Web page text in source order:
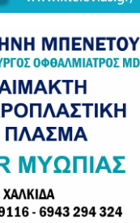
ο Εισαγγελέας του
θα έπρεπε να τιμωρηθεί
εμένα μπάρμπα...»
άρον την κοπάνησε η
ΔΥΠΑ από το
Εύβοιας /
ειρωνική και
τους εργαζόμενους...»